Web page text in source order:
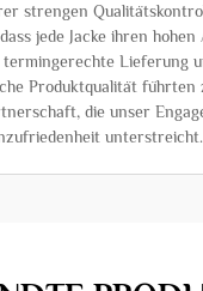
strengen
jede Jacke ihren hohen
termingerechte Lieferung
Produktqualität führten
die unser
unterstreicht.